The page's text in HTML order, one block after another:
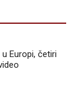
Europi, četiri